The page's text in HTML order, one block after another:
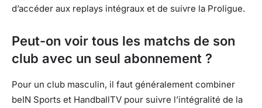
d’accéder aux replays intégraux et de suivre la Proligue.
Peut-on voir tous les matchs de son
club avec un seul abonnement ?
Pour un club masculin, il faut généralement combiner
beIN Sports et HandballTV pour suivre l’intégralité de la